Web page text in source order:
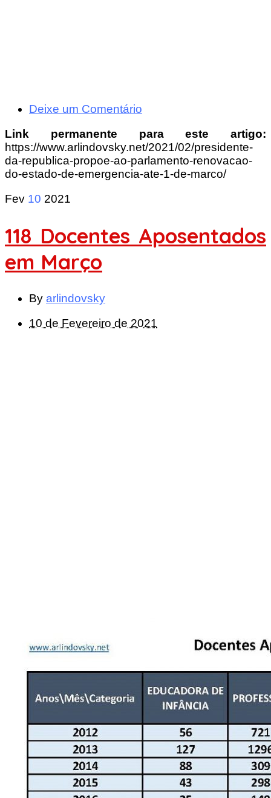
Deixe um Comentário
Link permanente para este artigo:
https://www.arlindovsky.net/2021/02/presidente-
da-republica-propoe-ao-parlamento-renovacao-
do-estado-de-emergencia-ate-1-de-marco/
Fev 10 2021
118 Docentes Aposentados
em Março
By arlindovsky
10 de Fevereiro de 2021